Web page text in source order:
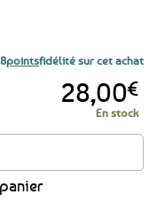
28,00€
En stock
rouge Kroaz Du 37.5 x
pointsfidélité sur cet achat